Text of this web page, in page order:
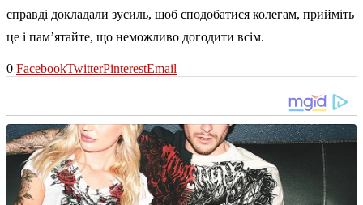
справді докладали зусиль, щоб сподобатися колегам, прийміть
це і пам’ятайте, що неможливо догодити всім.
0 FacebookTwitterPinterestEmail